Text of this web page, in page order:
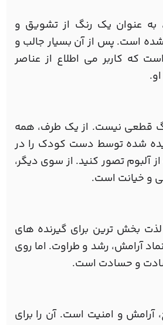
به عنوان یک رنگ از تشویق و
است. پس از آن بسیار جالب و
که کاربر می اطلاع از عناصر
قطعی نیست. از یک طرف، همه
شده توسط دست کودک را در
آلبوم تصور کنید. از سوی دیگر،
و خیانت است.
بخش ترین برای گیرنده های
آرامش، رشد و طراوت. اما روی
و حسادت است.
آرامش و امنیت است. آن را برای